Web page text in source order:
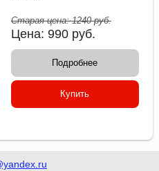
Старая цена:1240руб.
Цена: 990 руб.
Подробнее
Купить